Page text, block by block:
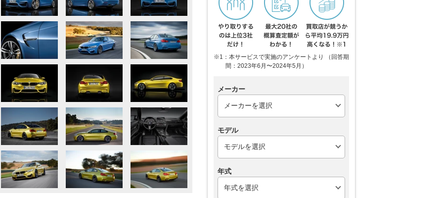
※1：本サービスで実施のアンケートより （回答期
間：2023年6月〜2024年5月）
メーカー
モデル
年式